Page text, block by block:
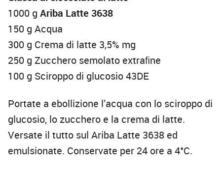
1000 g Ariba Latte 3638
150 g Acqua
300 g Crema di latte 3,5% mg
250 g Zucchero semolato extraﬁne
100 g Sciroppo di glucosio 43DE
Portate a ebollizione l’acqua con lo sciroppo di
glucosio, lo zucchero e la crema di latte.
Versate il tutto sul Ariba Latte 3638 ed
emulsionate. Conservate per 24 ore a 4°C.